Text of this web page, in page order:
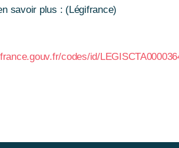
savoir plus : (Légifrance)
codes/id/